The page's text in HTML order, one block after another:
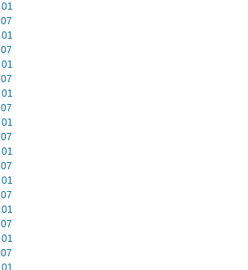
01
07
01
07
01
07
01
07
01
07
01
07
01
07
01
07
01
07
01